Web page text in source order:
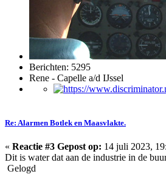
Berichten: 5295
Rene - Capelle a/d IJssel
Re: Alarmen Botlek en Maasvlakte.
« Reactie #3 Gepost op: 14 juli 2023,
Dit is water dat aan de industrie in de
Gelogd